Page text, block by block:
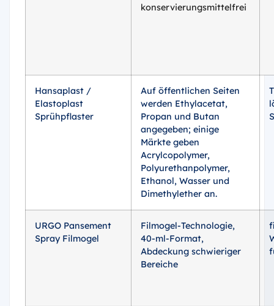
konservierungsmittelfrei
Hansaplast /
Elastoplast
Sprühpflaster
Auf öffentlichen Seiten
werden Ethylacetat,
Propan und Butan
angegeben; einige
Märkte geben
Acrylcopolymer,
Polyurethanpolymer,
Ethanol, Wasser und
Dimethylether an.
URGO Pansement
Spray Filmogel
Filmogel-Technologie,
40-ml-Format,
Abdeckung schwieriger
Bereiche